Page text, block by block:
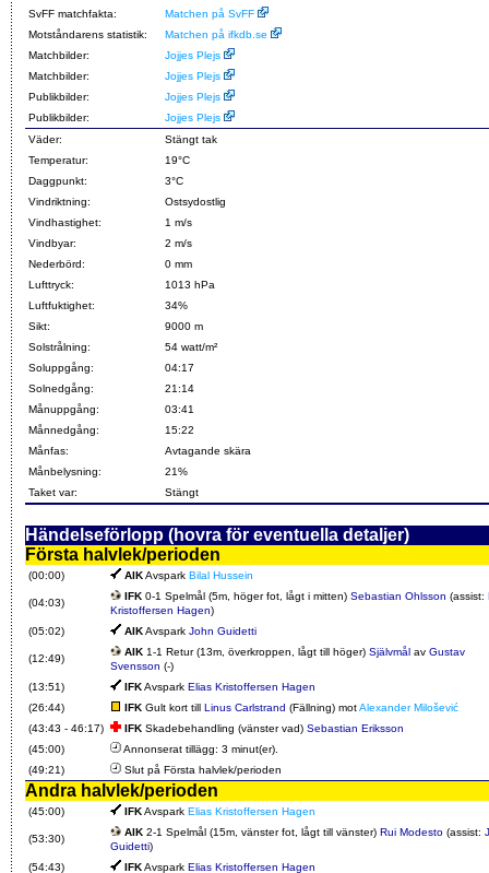
SvFF matchfakta:
Matchen på SvFF
Motståndarens statistik:
Matchen på ifkdb.se
Matchbilder:
Jojjes Plejs
Matchbilder:
Jojjes Plejs
Publikbilder:
Jojjes Plejs
Publikbilder:
Jojjes Plejs
Väder:
Stängt tak
Temperatur:
19°C
Daggpunkt:
3°C
Vindriktning:
Ostsydostlig
Vindhastighet:
1 m/s
Vindbyar:
2 m/s
Nederbörd:
0 mm
Lufttryck:
1013 hPa
Luftfuktighet:
34%
Sikt:
9000 m
Solstrålning:
54 watt/m²
Soluppgång:
04:17
Solnedgång:
21:14
Månuppgång:
03:41
Månnedgång:
15:22
Månfas:
Avtagande skära
Månbelysning:
21%
Taket var:
Stängt
Händelseförlopp (hovra för eventuella detaljer)
Första halvlek/perioden
(00:00) AIKAvspark Bilal Hussein
(04:03)
IFK 0-1 Spelmål (5m, höger fot, lågt i mitten) Sebastian Ohlsson (assist:
Kristoffersen Hagen)
(05:02)
AIKAvspark John Guidetti
(12:49)
AIK 1-1 Retur (13m, överkroppen, lågt till höger) Självmål av Gustav
Svensson (-)
(13:51)
IFKAvspark Elias Kristoffersen Hagen
(26:44)
IFK Gult kort till Linus Carlstrand (Fällning) motAlexander Milošević
(43:43 - 46:17)
IFK Skadebehandling (vänster vad) Sebastian Eriksson
(45:00)
Annonserat tillägg: 3 minut(er).
(49:21)
Slut på Första halvlek/perioden
Andra halvlek/perioden
(45:00) IFKAvspark Elias Kristoffersen Hagen
(53:30)
AIK 2-1 Spelmål (15m, vänster fot, lågt till vänster) Rui Modesto (assist:
Guidetti)
(54:43)
IFKAvspark Elias Kristoffersen Hagen